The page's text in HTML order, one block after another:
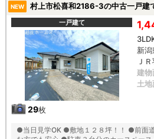
NEW 村上市松喜和2186-3の中古一戸建
一戸建て
29枚
新
Ｊ
建物
土
●当日見学OK ●敷地１２８坪！！ ●前面